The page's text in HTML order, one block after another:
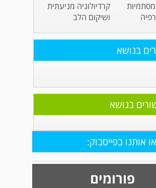
קרדיולוגיה מניעתית
ושיקום הלב
בנושא
בנושא
אותנו בפייסבוק:
פורומים